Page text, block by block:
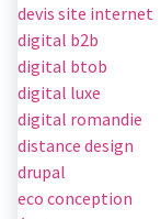
devis site internet
digital b2b
digital btob
digital luxe
digital romandie
distance design
drupal
eco conception